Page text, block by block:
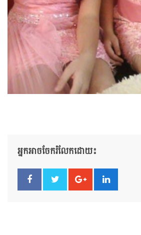
អ្នកអាចចែករំលែកដោយ៖